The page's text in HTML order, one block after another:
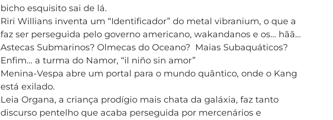
bicho esquisito sai de lá.
Riri Willians inventa um “Identificador” do metal vibranium, o que a
faz ser perseguida pelo governo americano, wakandanos e os… hãã…
Astecas Submarinos? Olmecas do Oceano? Maias Subaquáticos?
Enfim… a turma do Namor, “il niño sin amor”
Menina-Vespa abre um portal para o mundo quântico, onde o Kang
está exilado.
Leia Organa, a criança prodígio mais chata da galáxia, faz tanto
discurso pentelho que acaba perseguida por mercenários e